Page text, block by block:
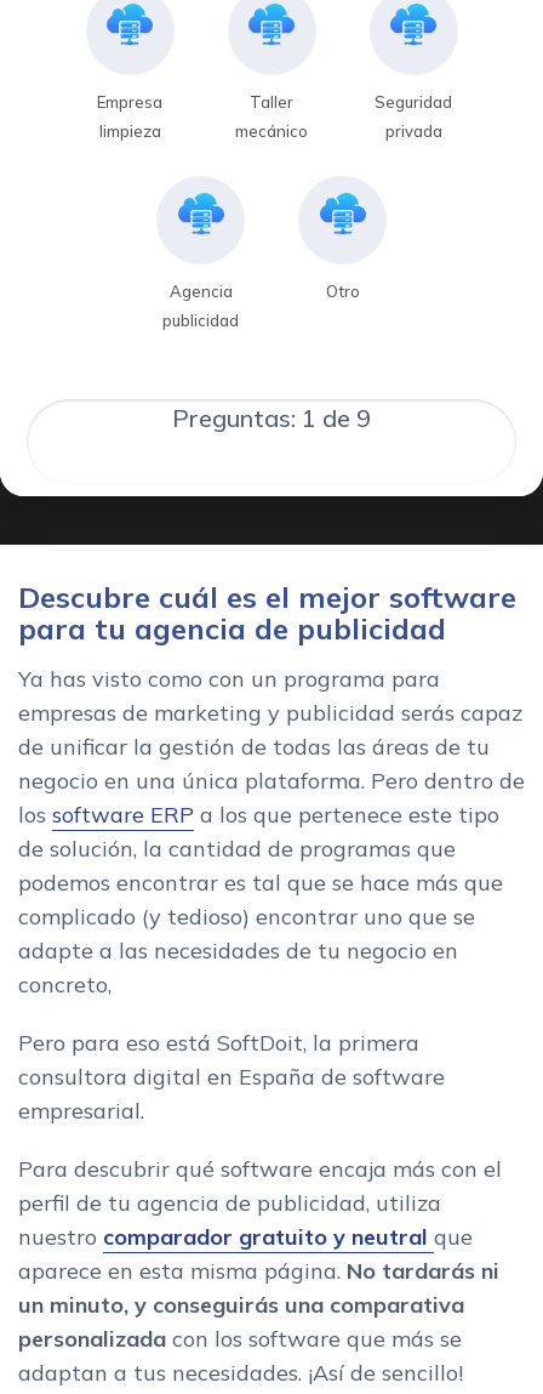
Empresa
limpieza
Taller
mecánico
Seguridad
privada
Agencia
publicidad
Otro
Preguntas: 1 de 9
Descubre cuál es el mejor software
para tu agencia de publicidad
Ya has visto como con un programa para
empresas de marketing y publicidad serás capaz
de unificar la gestión de todas las áreas de tu
negocio en una única plataforma. Pero dentro de
los software ERP a los que pertenece este tipo
de solución, la cantidad de programas que
podemos encontrar es tal que se hace más que
complicado (y tedioso) encontrar uno que se
adapte a las necesidades de tu negocio en
concreto,
Pero para eso está SoftDoit, la primera
consultora digital en España de software
empresarial.
Para descubrir qué software encaja más con el
perfil de tu agencia de publicidad, utiliza
nuestro comparador gratuito y neutral que
aparece en esta misma página. No tardarás ni
un minuto, y conseguirás una comparativa
personalizada con los software que más se
adaptan a tus necesidades. ¡Así de sencillo!